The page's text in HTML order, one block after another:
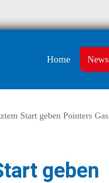
Home News
Start geben Pointers Gas
geben